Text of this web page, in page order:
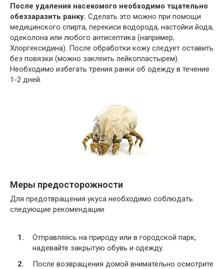
После удаления насекомого необходимо тщательно
обеззаразить ранку. Сделать это можно при помощи
медицинского спирта, перекиси водорода, настойки йода,
одеколона или любого антисептика (например,
Хлоргексидина). После обработки кожу следует оставить
без повязки (можно заклеить лейкопластырем).
Необходимо избегать трения ранки об одежду в течение
1-2 дней.
Меры предосторожности
Для предотвращения укуса необходимо соблюдать
следующие рекомендации:
Отправляясь на природу или в городской парк,
надевайте закрытую обувь и одежду.
После возвращения домой внимательно осмотрите